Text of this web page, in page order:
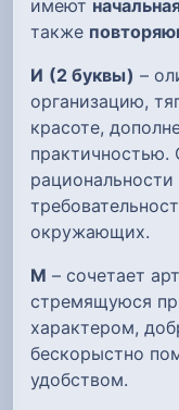
имеют
также
И (2 буквы) –
организацию,
красоте,
практичностью.
окружающих.
М – сочетает
стремящуюся
характером,
бескорыстно
удобством.